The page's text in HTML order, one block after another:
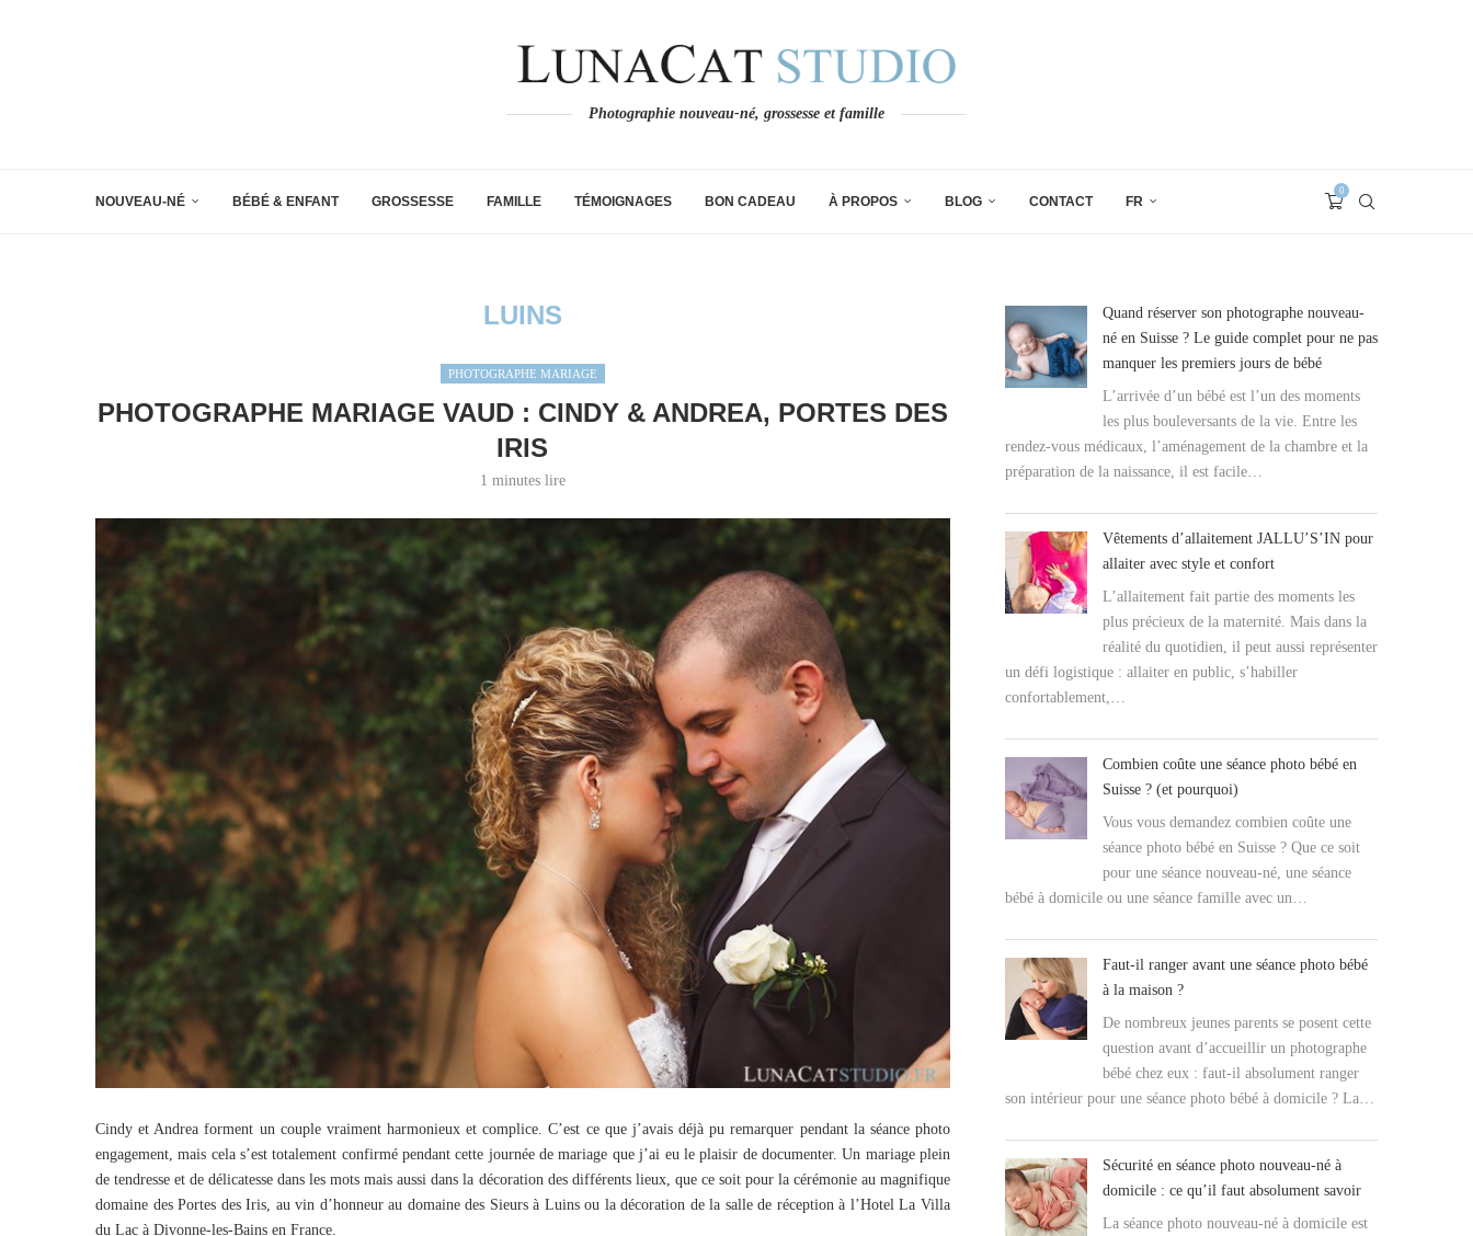
Photographie nouveau-né, grossesse et famille
NOUVEAU-NÉ BÉBÉ & ENFANT GROSSESSE FAMILLE TÉMOIGNAGES BON CADEAU À PROPOS BLOG CONTACT FR
0
LUINS
PHOTOGRAPHE MARIAGE
PHOTOGRAPHE MARIAGE VAUD : CINDY & ANDREA, PORTES DES
IRIS
1 minutes lire
Cindy et Andrea forment un couple vraiment harmonieux et complice. C’est ce que j’avais déjà pu remarquer pendant la séance photo
engagement, mais cela s’est totalement confirmé pendant cette journée de mariage que j’ai eu le plaisir de documenter. Un mariage plein
de tendresse et de délicatesse dans les mots mais aussi dans la décoration des différents lieux, que ce soit pour la cérémonie au magnifique
domaine des Portes des Iris, au vin d’honneur au domaine des Sieurs à Luins ou la décoration de la salle de réception à l’Hotel La Villa
du Lac à Divonne-les-Bains en France.
Quand réserver son photographe nouveau-
né en Suisse ? Le guide complet pour ne pas
manquer les premiers jours de bébé
L’arrivée d’un bébé est l’un des moments
les plus bouleversants de la vie. Entre les
rendez-vous médicaux, l’aménagement de la chambre et la
préparation de la naissance, il est facile…
Vêtements d’allaitement JALLU’S’IN pour
allaiter avec style et confort
L’allaitement fait partie des moments les
plus précieux de la maternité. Mais dans la
réalité du quotidien, il peut aussi représenter
un défi logistique : allaiter en public, s’habiller
confortablement,…
Combien coûte une séance photo bébé en
Suisse ? (et pourquoi)
Vous vous demandez combien coûte une
séance photo bébé en Suisse ? Que ce soit
pour une séance nouveau-né, une séance
bébé à domicile ou une séance famille avec un…
Faut-il ranger avant une séance photo bébé
à la maison ?
De nombreux jeunes parents se posent cette
question avant d’accueillir un photographe
bébé chez eux : faut-il absolument ranger
son intérieur pour une séance photo bébé à domicile ? La…
Sécurité en séance photo nouveau-né à
domicile : ce qu’il faut absolument savoir
La séance photo nouveau-né à domicile est